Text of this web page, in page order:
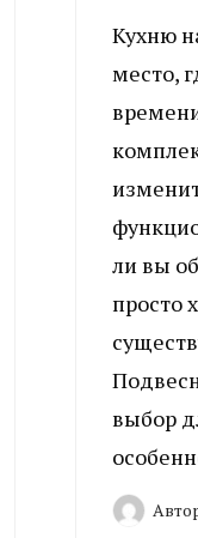
Кухню
место,
ли вы
просто
выбор